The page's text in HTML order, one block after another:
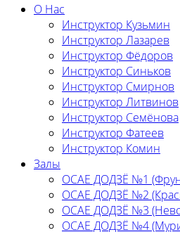
О Нас
Инструктор Кузьмин
Инструктор Лазарев
Инструктор Фёдоров
Инструктор Синьков
Инструктор Смирнов
Инструктор Литвинов
Инструктор Семёнова
Инструктор Фатеев
Инструктор Комин
Залы
ОСАЕ ДОДЗЁ №1
ОСАЕ ДОДЗЁ №2
ОСАЕ ДОДЗЁ №3
ОСАЕ ДОДЗЁ №4